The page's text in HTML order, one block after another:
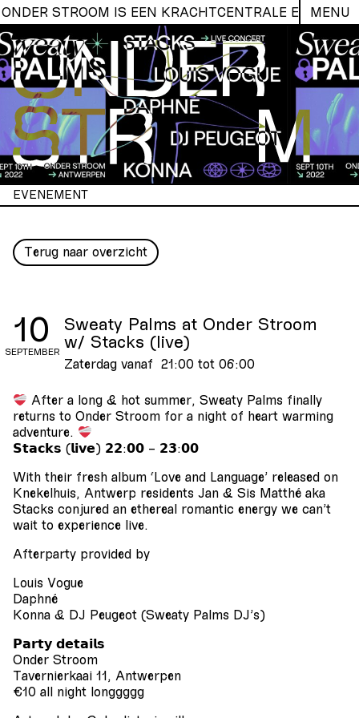
STROOM IS EEN KRACHTCENTRALE ENMENU
EVENEMENT
Terug naar overzicht
10
SEPTEMBER
Sweaty Palms at Onder Stroom
w/ Stacks (live)
Zaterdag vanaf 21:00 tot 06:00
After a long & hot summer, Sweaty Palms finally
returns to Onder Stroom for a night of heart warming
adventure.
𝗦𝘁𝗮𝗰𝗸𝘀 (𝗹𝗶𝘃𝗲) 𝟮𝟮:𝟬𝟬 – 𝟮𝟯:𝟬𝟬
With their fresh album ‘Love and Language’ released on
Knekelhuis, Antwerp residents Jan & Sis Matthé aka
Stacks conjured an ethereal romantic energy we can’t
wait to experience live.
Afterparty provided by
Louis Vogue
Daphné
Konna & DJ Peugeot (Sweaty Palms DJ’s)
𝗣𝗮𝗿𝘁𝘆 𝗱𝗲𝘁𝗮𝗶𝗹𝘀
Onder Stroom
Tavernierkaai 11, Antwerpen
€10 all night longgggg